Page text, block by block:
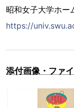
昭和女子大学ホー
https://
添付画像・ファ